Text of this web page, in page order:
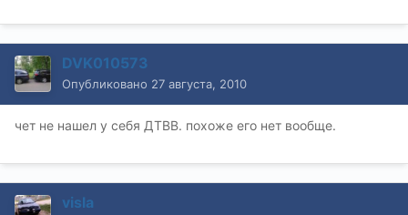
DVK010573
Опубликовано 27 августа, 2010
чет не нашел у себя ДТВВ. похоже его нет вообще.
visla